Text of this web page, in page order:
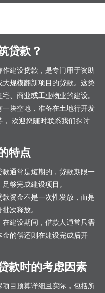
贷款？
作建设贷款，是专门用于资助
大规模翻新项目的贷款。这类
、商业或工业物业的建设。
一块空地，准备在土地行开发
， 欢迎您随时联系我们探讨
特点
款通常是短期的，贷款期限一
够完成建设项目。
款资金不是一次性发放，而是
次释放。
在建设期间，借款人通常只需
金的偿还则在建设完成后开
款时的考虑因素
项目预算详细且实际，包括所